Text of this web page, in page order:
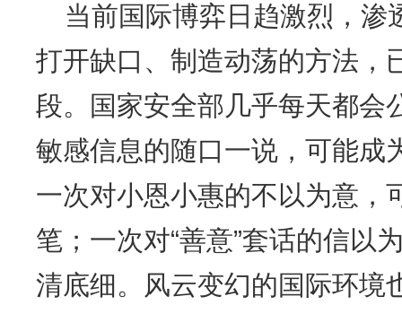
当前国际博弈日趋激烈，渗
打开缺口、制造动荡的方法，
段。国家安全部几乎每天都会
敏感信息的随口一说，可能成
一次对小恩小惠的不以为意，
笔；一次对“善意”套话的信以
清底细。风云变幻的国际环境